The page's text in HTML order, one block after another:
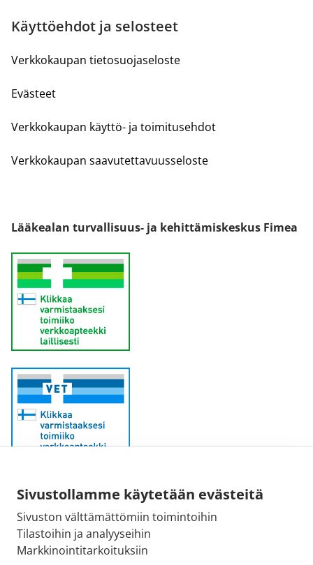
Sivustollamme käytetään evästeitä
Sivuston välttämättömiin toimintoihin
Tilastoihin ja analyyseihin
Markkinointitarkoituksiin
Käyttöehdot ja selosteet
Verkkokaupan tietosuojaseloste
Evästeet
Verkkokaupan käyttö- ja toimitusehdot
Verkkokaupan saavutettavuusseloste
Lääkealan turvallisuus- ja kehittämiskeskus Fimea
Sähköpostiosoite:
kirjaamo@fimea.fi
Fimean vaihde:
029 522 3341